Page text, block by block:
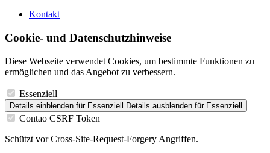
Kontakt
Cookie- und Datenschutzhinweise
Diese Webseite verwendet Cookies, um bestimmte Funktionen zu
ermöglichen und das Angebot zu verbessern.
Essenziell
Details einblenden für Essenziell Details ausblenden für Essenziell
Contao CSRF Token
Schützt vor Cross-Site-Request-Forgery Angriffen.